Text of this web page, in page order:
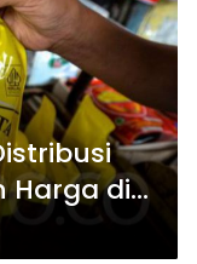
Harga di